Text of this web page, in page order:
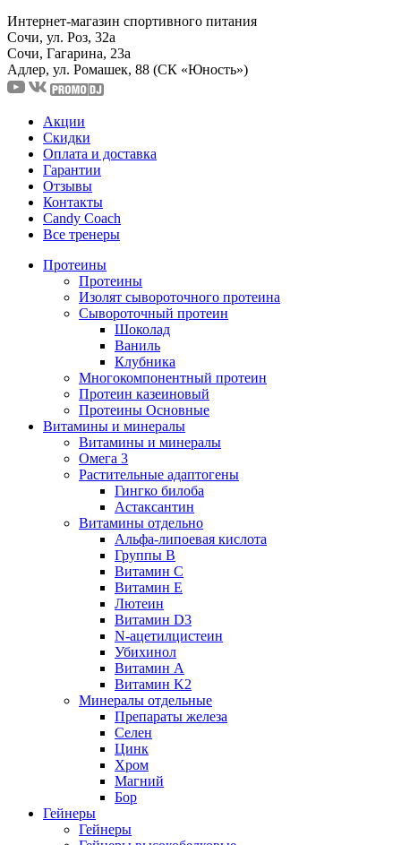
Интернет-магазин спортивного питания
Сочи, ул. Роз, 32а
Сочи, Гагарина, 23а
Адлер, ул. Ромашек, 88 (СК «Юность»)
Акции
Скидки
Оплата и доставка
Гарантии
Отзывы
Контакты
Candy Coach
Все тренеры
Протеины
Протеины
Изолят сывороточного протеина
Сывороточный протеин
Шоколад
Ваниль
Клубника
Многокомпонентный протеин
Протеин казеиновый
Протеины Основные
Витамины и минералы
Витамины и минералы
Омега 3
Растительные адаптогены
Гингко билоба
Астаксантин
Витамины отдельно
Альфа-липоевая кислота
Группы B
Витамин С
Витамин Е
Лютеин
Витамин D3
N-ацетилцистеин
Убихинол
Витамин А
Витамин K2
Минералы отдельные
Препараты железа
Селен
Цинк
Хром
Магний
Бор
Гейнеры
Гейнеры